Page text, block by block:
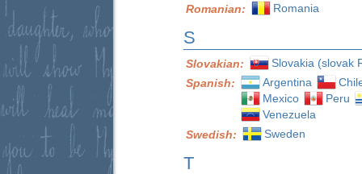
Romanian: Romania
S
Slovakian:
Slovakia (slovak
Spanish:
Argentina
Mexico
Peru
Venezuela
Swedish:
Sweden
T